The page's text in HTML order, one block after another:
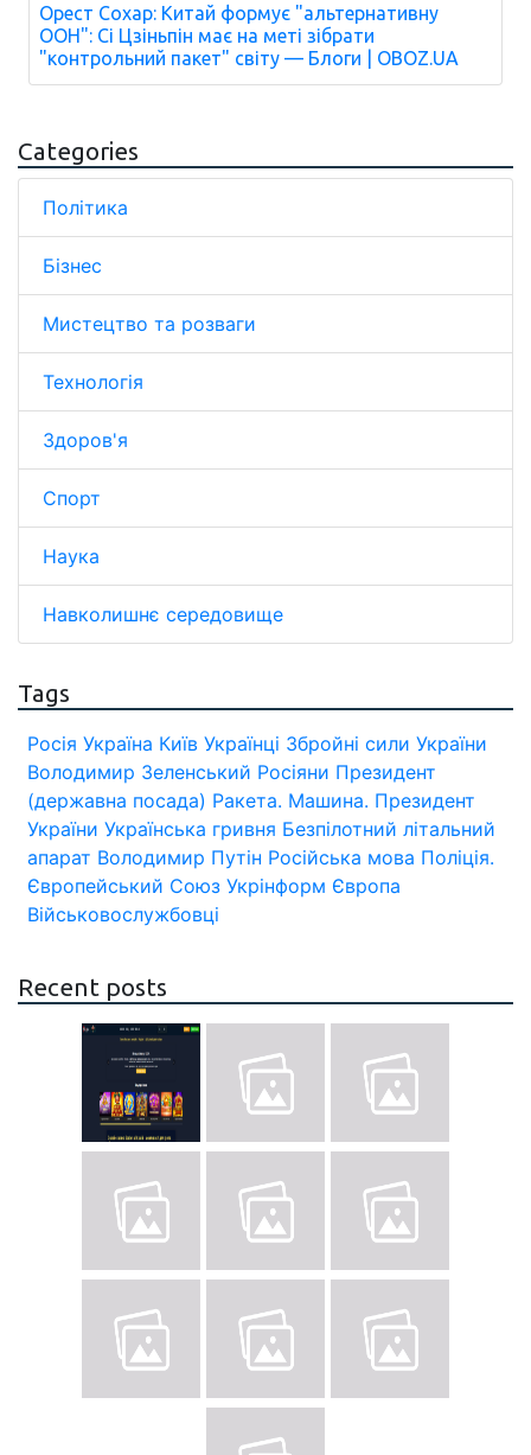
Орест Сохар: Китай формує "альтернативну
ООН": Сі Цзіньпін має на меті зібрати
"контрольний пакет" світу — Блоги | OBOZ.UA
Categories
Політика
Бізнес
Мистецтво та розваги
Технологія
Здоров'я
Спорт
Наука
Навколишнє середовище
Tags
Росія Україна Київ Українці Збройні сили України
Володимир Зеленський Росіяни Президент
(державна посада) Ракета. Машина. Президент
України Українська гривня Безпілотний літальний
апарат Володимир Путін Російська мова Поліція.
Європейський Союз Укрінформ Європа
Військовослужбовці
Recent posts